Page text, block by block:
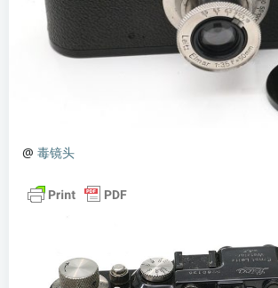
@ 毒镜头